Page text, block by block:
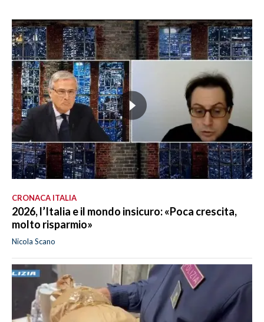
CRONACA ITALIA
2026, l’Italia e il mondo insicuro: «Poca crescita,
molto risparmio»
Nicola Scano